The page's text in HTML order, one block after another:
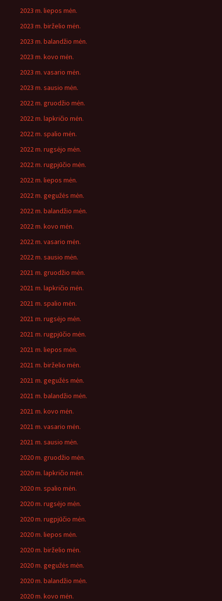
2023 m. liepos mėn.
2023 m. birželio mėn.
2023 m. balandžio mėn.
2023 m. kovo mėn.
2023 m. vasario mėn.
2023 m. sausio mėn.
2022 m. gruodžio mėn.
2022 m. lapkričio mėn.
2022 m. spalio mėn.
2022 m. rugsėjo mėn.
2022 m. rugpjūčio mėn.
2022 m. liepos mėn.
2022 m. gegužės mėn.
2022 m. balandžio mėn.
2022 m. kovo mėn.
2022 m. vasario mėn.
2022 m. sausio mėn.
2021 m. gruodžio mėn.
2021 m. lapkričio mėn.
2021 m. spalio mėn.
2021 m. rugsėjo mėn.
2021 m. rugpjūčio mėn.
2021 m. liepos mėn.
2021 m. birželio mėn.
2021 m. gegužės mėn.
2021 m. balandžio mėn.
2021 m. kovo mėn.
2021 m. vasario mėn.
2021 m. sausio mėn.
2020 m. gruodžio mėn.
2020 m. lapkričio mėn.
2020 m. spalio mėn.
2020 m. rugsėjo mėn.
2020 m. rugpjūčio mėn.
2020 m. liepos mėn.
2020 m. birželio mėn.
2020 m. gegužės mėn.
2020 m. balandžio mėn.
2020 m. kovo mėn.